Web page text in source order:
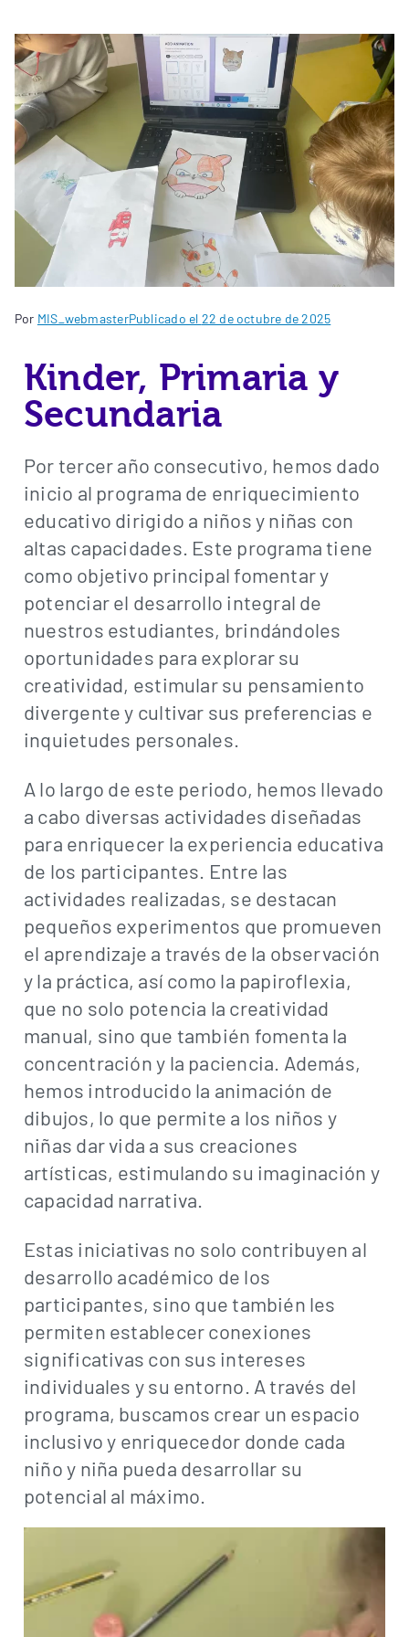
Por MIS_webmasterPublicado el 22 de octubre de 2025
Kinder, Primaria y
Secundaria
Por tercer año consecutivo, hemos dado
inicio al programa de enriquecimiento
educativo dirigido a niños y niñas con
altas capacidades. Este programa tiene
como objetivo principal fomentar y
potenciar el desarrollo integral de
nuestros estudiantes, brindándoles
oportunidades para explorar su
creatividad, estimular su pensamiento
divergente y cultivar sus preferencias e
inquietudes personales.
A lo largo de este periodo, hemos llevado
a cabo diversas actividades diseñadas
para enriquecer la experiencia educativa
de los participantes. Entre las
actividades realizadas, se destacan
pequeños experimentos que promueven
el aprendizaje a través de la observación
y la práctica, así como la papiroflexia,
que no solo potencia la creatividad
manual, sino que también fomenta la
concentración y la paciencia. Además,
hemos introducido la animación de
dibujos, lo que permite a los niños y
niñas dar vida a sus creaciones
artísticas, estimulando su imaginación y
capacidad narrativa.
Estas iniciativas no solo contribuyen al
desarrollo académico de los
participantes, sino que también les
permiten establecer conexiones
significativas con sus intereses
individuales y su entorno. A través del
programa, buscamos crear un espacio
inclusivo y enriquecedor donde cada
niño y niña pueda desarrollar su
potencial al máximo.